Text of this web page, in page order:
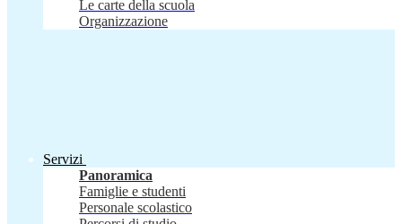
Le carte della scuola
Organizzazione
Servizi
Panoramica
Famiglie e studenti
Personale scolastico